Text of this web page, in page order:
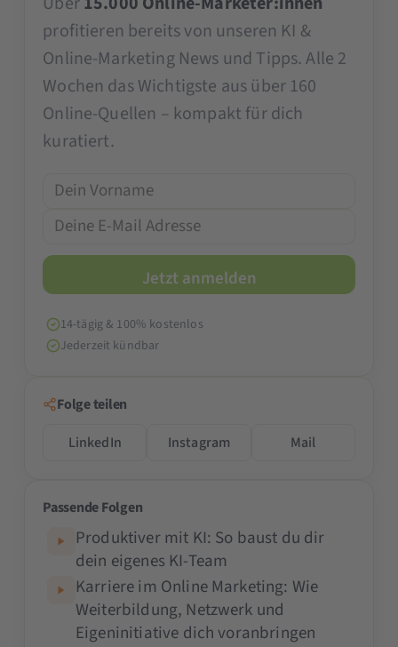
profitieren bereits von unseren KI &
Online-Marketing News und Tipps. Alle 2
Wochen das Wichtigste aus über 160
Online-Quellen – kompakt für dich
kuratiert.
14-tägig & 100% kostenlos
Jederzeit kündbar
Folge teilen
LinkedIn
Instagram Mail
Passende Folgen
Produktiver mit KI: So baust du dir
dein eigenes KI-Team
Karriere im Online Marketing: Wie
Weiterbildung, Netzwerk und
Eigeninitiative dich voranbringen